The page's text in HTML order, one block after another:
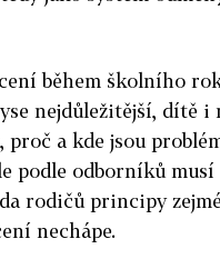
během školního
nejdůležitější, dítě i
proč a kde jsou
podle odborníků
rodičů principy
nechápe.